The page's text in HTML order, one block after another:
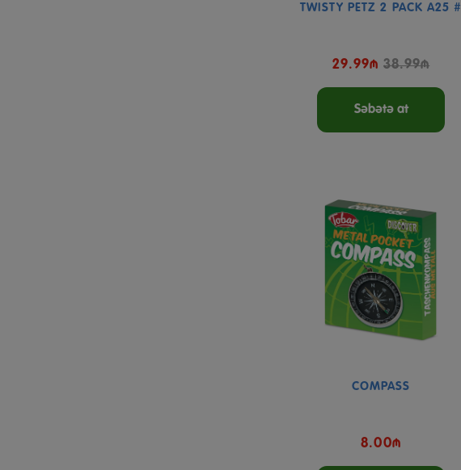
TWISTY PETZ 2 PACK A25 #
29.99₼ 38.99₼
Səbətə at
COMPASS
8.00₼